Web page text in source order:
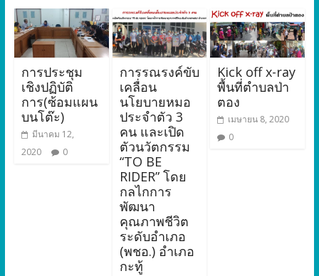
การประชุม
เชิงปฏิบัติ
การ(ซ้อมแผน
บนโต๊ะ)
มีนาคม 12,
2020
0
การรณรงค์ขับ
เคลื่อน
นโยบายหมอ
ประจำตัว 3
คน และเปิด
ตัวนวัตกรรม
“TO BE
RIDER” โดย
กลไกการ
พัฒนา
คุณภาพชีวิต
ระดับอำเภอ
(พชอ.) อำเภอ
กะทู้
Kick off x-ray
พื้นที่ตำบลป่า
ตอง
เมษายน 8, 2020
0